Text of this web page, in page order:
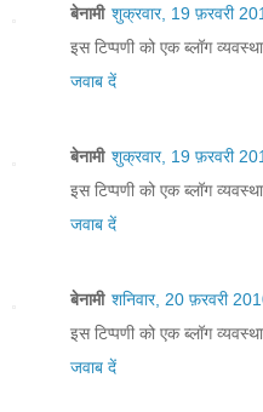
बेनामी शुक्रवार, 19 फ़रवरी
इस टिप्पणी को एक ब्लॉग
जवाब दें
बेनामी शुक्रवार, 19 फ़रवरी
इस टिप्पणी को एक ब्लॉग
जवाब दें
बेनामी शनिवार, 20 फ़रवरी
इस टिप्पणी को एक ब्लॉग
जवाब दें